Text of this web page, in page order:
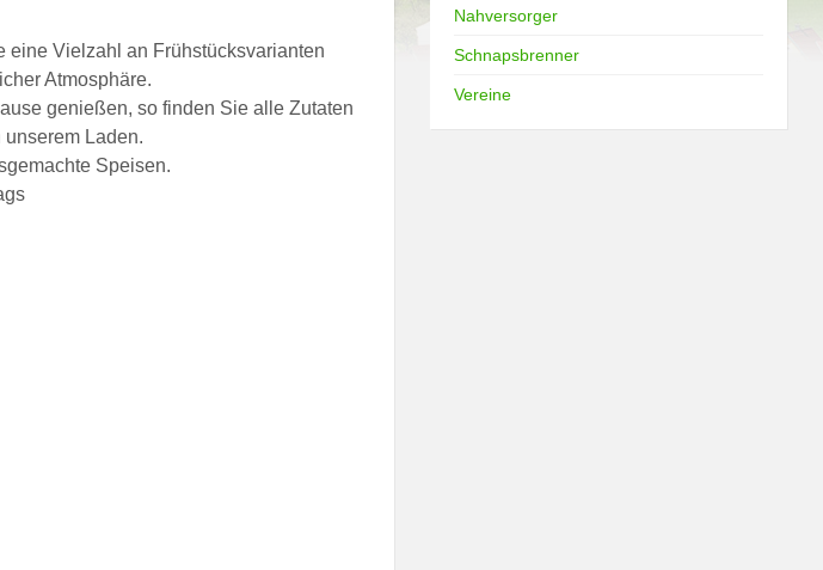
eine Vielzahl an Frühstücksvarianten
Atmosphäre.
genießen, so finden Sie alle Zutaten
Laden.
Speisen.
Nahversorger
Schnapsbrenner
Vereine